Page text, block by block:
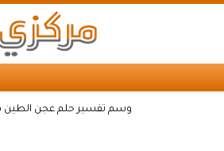
وسم تفسير حلم عجن الطين